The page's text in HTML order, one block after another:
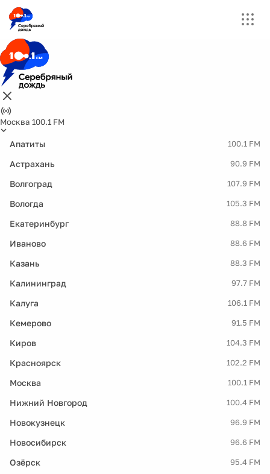
Москва 100.1 FM
Апатиты 100.1 FM
Астрахань 90.9 FM
Волгоград 107.9 FM
Вологда 105.3 FM
Екатеринбург 88.8 FM
Иваново 88.6 FM
Казань 88.3 FM
Калининград 97.7 FM
Калуга 106.1 FM
Кемерово 91.5 FM
Киров 104.3 FM
Красноярск 102.2 FM
Москва 100.1 FM
Нижний Новгород 100.4 FM
Новокузнецк 96.9 FM
Новосибирск 96.6 FM
Озёрск 95.4 FM